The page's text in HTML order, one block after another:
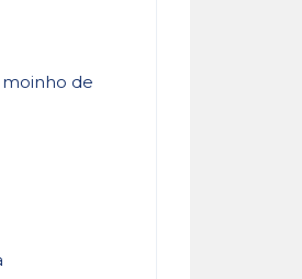
de